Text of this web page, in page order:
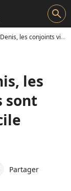
search
violents sont isolés du domicile confiné
les
sont
Partager